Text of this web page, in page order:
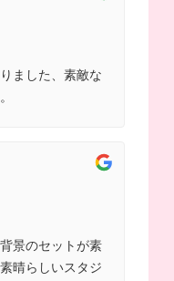
ました、素敵な
景のセットが素
晴らしいスタジ